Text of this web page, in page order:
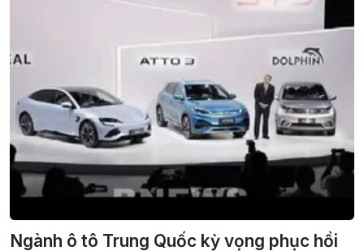
Ngành ô tô Trung Quốc kỳ vọng phục hồi